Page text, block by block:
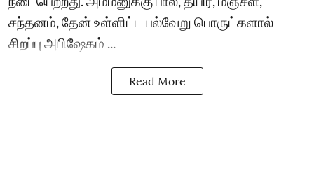
சந்தனம், தேன் உள்ளிட்ட பல்வேறு பொருட்களால்
சிறப்பு அபிஷேகம் ...
Read More